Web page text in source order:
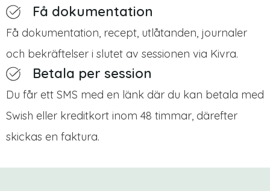
Få dokumentation
Få dokumentation, recept, utlåtanden, journaler
och bekräftelser i slutet av sessionen via Kivra.
Betala per session
Du får ett SMS med en länk där du kan betala med
Swish eller kreditkort inom 48 timmar, därefter
skickas en faktura.